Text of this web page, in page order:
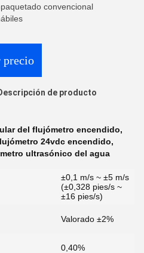
convencional
precio
de producto
del flujómetro encendido,
24vdc encendido,
ultrasónico del agua
±0,1 m/s ~ ±5 m/s
(±0,328 pies/s ~
±16 pies/s)
Valorado ±2%
0,40%